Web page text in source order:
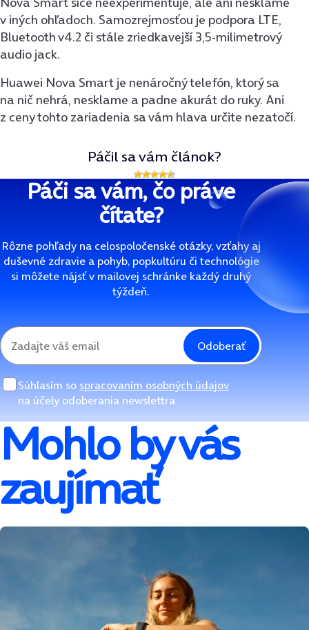
v iných ohľadoch. Samozrejmosťou je podpora LTE,
Bluetooth v4.2 či stále zriedkavejší 3,5-milimetrový
audio jack.
Huawei Nova Smart je nenáročný telefón, ktorý sa
na nič nehrá, nesklame a padne akurát do ruky. Ani
z ceny tohto zariadenia sa vám hlava určite nezatočí.
Páčil sa vám článok?
Páči sa vám, čo práve
čítate?
Rôzne pohľady na celospoločenské otázky, vzťahy aj
duševné zdravie a pohyb, popkultúru či technológie
si môžete nájsť v mailovej schránke každý druhý
týždeň.
Odoberať
Súhlasím so spracovaním osobných údajov
na účely odoberania newslettra
Mohlo by vás
zaujímať